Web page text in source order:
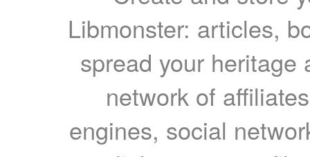
Libmonster: articles,
spread your heritage
network of
engines, social